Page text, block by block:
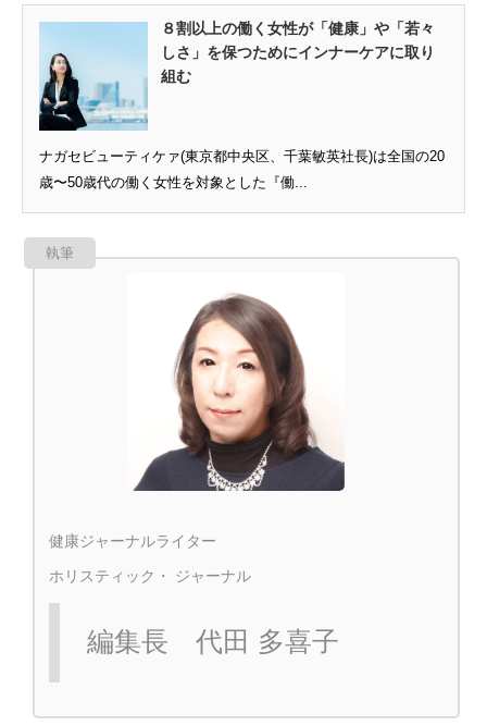
８割以上の働く女性が「健康」や「若々
しさ」を保つためにインナーケアに取り
組む
ナガセビューティケァ(東京都中央区、千葉敏英社長)は全国の20
歳〜50歳代の働く女性を対象とした『働...
執筆
健康ジャーナルライター
ホリスティック・ ジャーナル
編集長 代田 多喜子